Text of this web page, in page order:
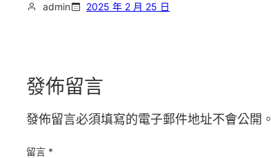
admin 2025 年 2 月 25 日
發佈留言
發佈留言必須填寫的電子郵件地址不會公開。
留言 *